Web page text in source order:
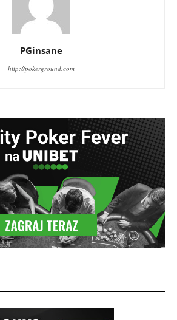
PGinsane
http://pokerground.com